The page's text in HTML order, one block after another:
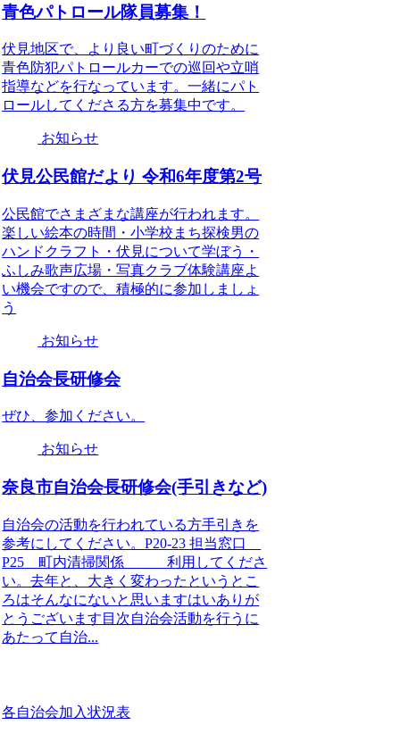
青色パトロール隊員募集！
伏見地区で、より良い町づくりのために
青色防犯パトロールカーでの巡回や立哨
指導などを行なっています。一緒にパト
ロールしてくださる方を募集中です。
お知らせ
伏見公民館だより 令和6年度第2号
公民館でさまざまな講座が行われます。
楽しい絵本の時間・小学校まち探検男の
ハンドクラフト・伏見について学ぼう・
ふしみ歌声広場・写真クラブ体験講座よ
い機会ですので、積極的に参加しましょ
う
お知らせ
自治会長研修会
ぜひ、参加ください。
お知らせ
奈良市自治会長研修会(手引きなど)
自治会の活動を行われている方手引きを
参考にしてください。P20-23 担当窓口
P25 町内清掃関係 利用してくださ
い。去年と、大きく変わったというとこ
ろはそんなにないと思いますはいありが
とうございます目次自治会活動を行うに
あたって自治...
各自治会加入状況表